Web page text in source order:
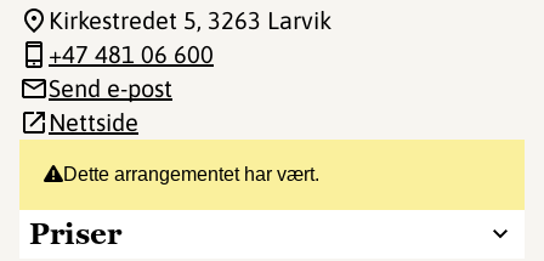
Dette arrangementet har vært.
Priser
Kirkestredet 5, 3263 Larvik
+47 481 06 600
Send e-post
Nettside